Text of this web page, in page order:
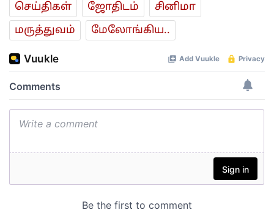
செய்திகள் ஜோ‌திட‌ம்
சினிமா
மரு‌த்துவ‌ம்
மேலோங்கிய..